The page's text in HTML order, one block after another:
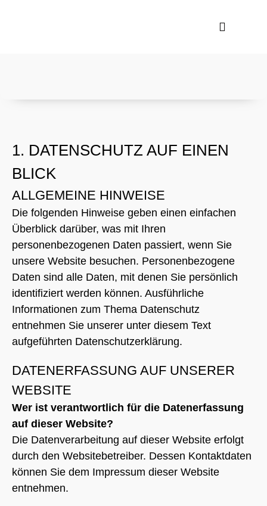
1. DATENSCHUTZ AUF EINEN
BLICK
ALLGEMEINE HINWEISE
Die folgenden Hinweise geben einen einfachen
Überblick darüber, was mit Ihren
personenbezogenen Daten passiert, wenn Sie
unsere Website besuchen. Personenbezogene
Daten sind alle Daten, mit denen Sie persönlich
identifiziert werden können. Ausführliche
Informationen zum Thema Datenschutz
entnehmen Sie unserer unter diesem Text
aufgeführten Datenschutzerklärung.
DATENERFASSUNG AUF UNSERER
WEBSITE
Wer ist verantwortlich für die Datenerfassung
auf dieser Website?
Die Datenverarbeitung auf dieser Website erfolgt
durch den Websitebetreiber. Dessen Kontaktdaten
können Sie dem Impressum dieser Website
entnehmen.